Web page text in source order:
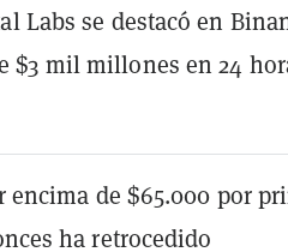
Labs se destacó en
$3 mil millones en 24
de $65.000 por
ha retrocedido